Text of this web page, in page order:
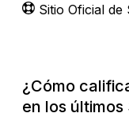
Sitio Oficial de
¿Cómo
en los últimos